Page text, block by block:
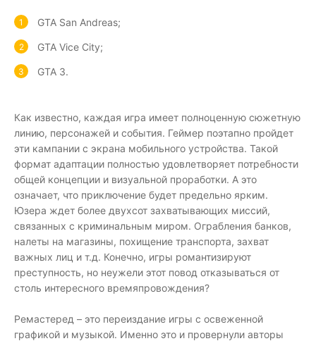
GTA San Andreas;
GTA Vice City;
GTA 3.
Как известно, каждая игра имеет полноценную сюжетную
линию, персонажей и события. Геймер поэтапно пройдет
эти кампании с экрана мобильного устройства. Такой
формат адаптации полностью удовлетворяет потребности
общей концепции и визуальной проработки. А это
означает, что приключение будет предельно ярким.
Юзера ждет более двухсот захватывающих миссий,
связанных с криминальным миром. Ограбления банков,
налеты на магазины, похищение транспорта, захват
важных лиц и т.д. Конечно, игры романтизируют
преступность, но неужели этот повод отказываться от
столь интересного времяпровождения?
Ремастеред – это переиздание игры с освеженной
графикой и музыкой. Именно это и провернули авторы